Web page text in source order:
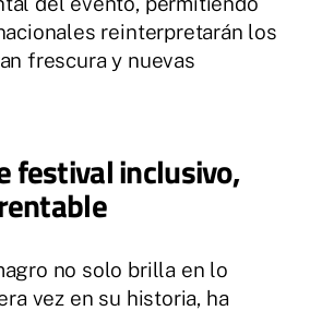
reinterpretarán los
frescura y nuevas
festival inclusivo,
no solo brilla en lo
vez en su historia, ha